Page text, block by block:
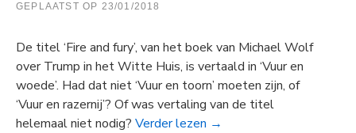
GEPLAATST OP 23/01/2018
De titel ‘Fire and fury’, van het boek van Michael Wolf
over Trump in het Witte Huis, is vertaald in ‘Vuur en
woede’. Had dat niet ‘Vuur en toorn’ moeten zijn, of
‘Vuur en razernij’? Of was vertaling van de titel
helemaal niet nodig? Verder lezen →